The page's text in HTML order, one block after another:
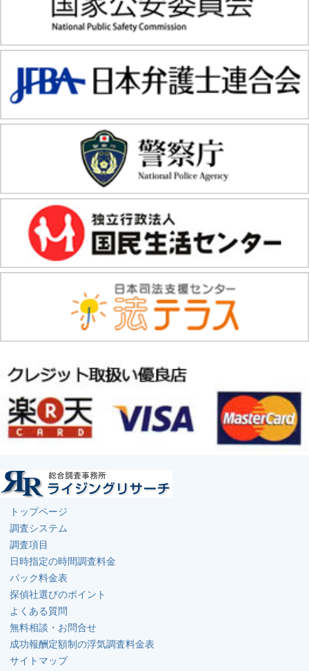
トップページ
調査システム
調査項目
日時指定の時間調査料金
パック料金表
探偵社選びのポイント
よくある質問
無料相談・お問合せ
成功報酬定額制の浮気調査料金表
サイトマップ